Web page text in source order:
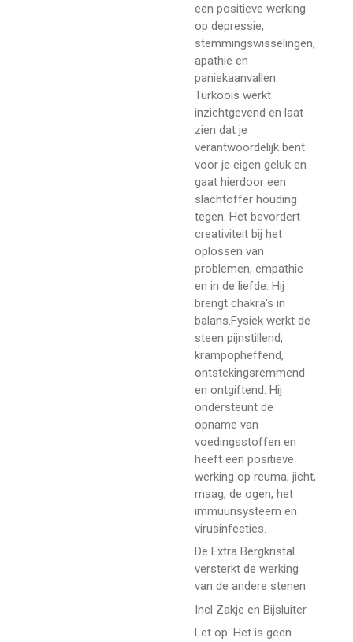
een positieve werking
op depressie,
stemmingswisselingen,
apathie en
paniekaanvallen.
Turkoois werkt
inzichtgevend en laat
zien dat je
verantwoordelijk bent
voor je eigen geluk en
gaat hierdoor een
slachtoffer houding
tegen. Het bevordert
creativiteit bij het
oplossen van
problemen, empathie
en in de liefde. Hij
brengt chakra's in
balans.Fysiek werkt de
steen pijnstillend,
krampopheffend,
ontstekingsremmend
en ontgiftend. Hij
ondersteunt de
opname van
voedingsstoffen en
heeft een positieve
werking op reuma, jicht,
maag, de ogen, het
immuunsysteem en
virusinfecties.
De Extra Bergkristal
versterkt de werking
van de andere stenen
Incl Zakje en Bijsluiter
Let op. Het is geen